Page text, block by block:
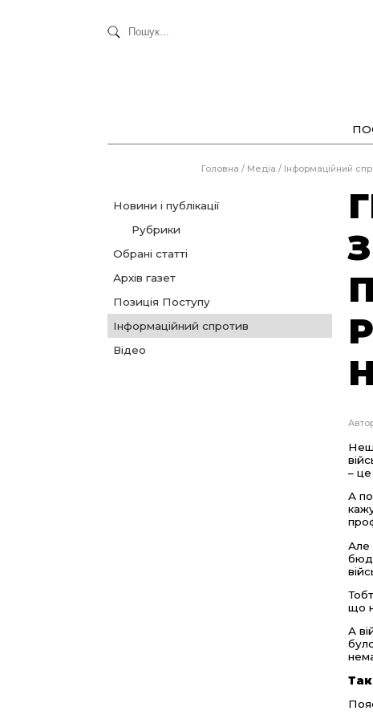
Головна / Медіа / Інформаційний
Новини і публікації
Рубрики
Обрані статті
Архів газет
Позиція Поступу
Інформаційний спротив
Відео
– це
А
Але
що
А